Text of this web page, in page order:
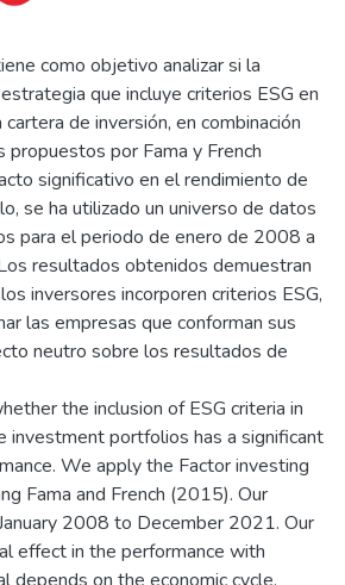
como objetivo analizar si la
que incluye criterios ESG en
de inversión, en combinación
propuestos por Fama y French
significativo en el rendimiento de
se ha utilizado un universo de datos
para el periodo de enero de 2008 a
resultados obtenidos demuestran
inversores incorporen criterios ESG,
las empresas que conforman sus
neutro sobre los resultados de
the inclusion of ESG criteria in
investment portfolios has a significant
We apply the Factor investing
Fama and French (2015). Our
2008 to December 2021. Our
effect in the performance with